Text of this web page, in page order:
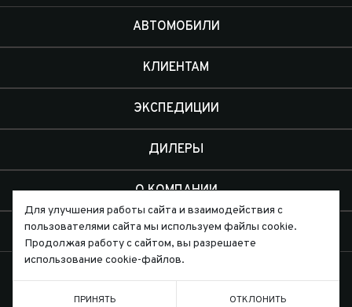
АВТОМОБИЛИ
КЛИЕНТАМ
ЭКСПЕДИЦИИ
ДИЛЕРЫ
О КОМПАНИИ
КОНТАКТЫ
Для улучшения работы сайта и взаимодействия с
пользователями сайта мы используем файлы cookie.
Продолжая работу с сайтом, вы разрешаете
использование cookie-файлов.
ПРИНЯТЬ ОТКЛОНИТЬ